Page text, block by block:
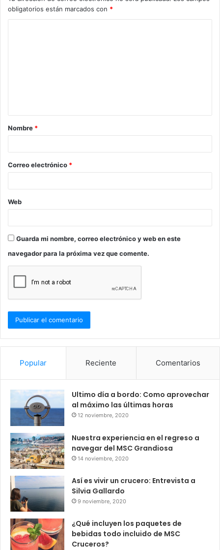
obligatorios están marcados con *
a
r
*
Nombre *
Correo electrónico *
Web
Guarda mi nombre, correo electrónico y web en este
navegador para la próxima vez que comente.
Popular Reciente Comentarios
Ultimo día a bordo: Como aprovechar
al máximo las últimas horas
12 noviembre, 2020
Nuestra experiencia en el regreso a
navegar del MSC Grandiosa
14 noviembre, 2020
Así es vivir un crucero: Entrevista a
Silvia Gallardo
9 noviembre, 2020
¿Qué incluyen los paquetes de
bebidas todo incluido de MSC
Cruceros?